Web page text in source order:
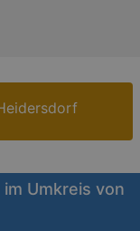
Umkreis von